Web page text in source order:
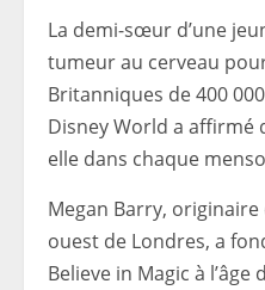
La demi-sœur d’une
tumeur au cerveau
Britanniques de 400
Disney World a affirmé
elle dans chaque
Megan Barry,
ouest de Londres, a
Believe in Magic à